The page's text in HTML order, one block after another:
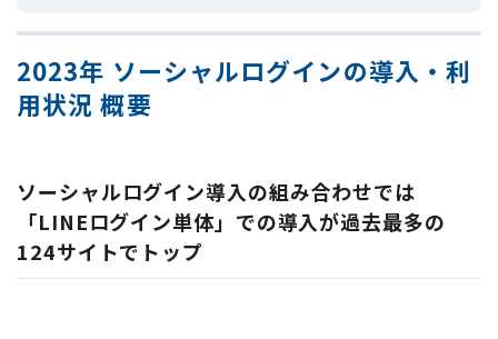
2023年 ソーシャルログインの導入・利
用状況 概要
ソーシャルログイン導入の組み合わせでは
「LINEログイン単体」での導入が過去最多の
124サイトでトップ